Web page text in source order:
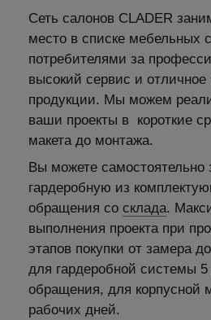
Сеть салонов CLADER
место в списке мебельных
потребителями за
высокий сервис и отличное
продукции. Мы можем
ваши проекты в короткие
макета до монтажа.
Вы можете самостоятельно
гардеробную из
обращения со склада.
выполнения проекта при
этапов покупки от замера
для гардеробной системы
обращения, для корпусной
рабочих дней.